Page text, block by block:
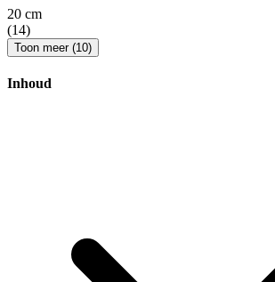
20 cm
(14)
Toon meer (10)
Inhoud